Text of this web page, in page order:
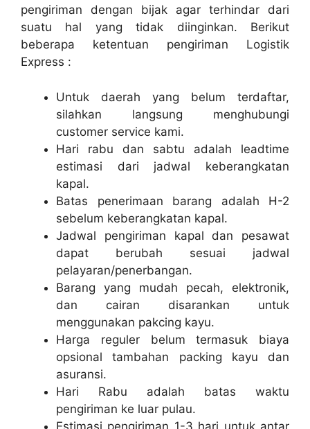
pengiriman dengan bijak agar terhindar dari
suatu hal yang tidak diinginkan. Berikut
beberapa ketentuan pengiriman Logistik
Express :
Untuk daerah yang belum terdaftar,
silahkan langsung menghubungi
customer service kami.
Hari rabu dan sabtu adalah leadtime
estimasi dari jadwal keberangkatan
kapal.
Batas penerimaan barang adalah H-2
sebelum keberangkatan kapal.
Jadwal pengiriman kapal dan pesawat
dapat berubah sesuai jadwal
pelayaran/penerbangan.
Barang yang mudah pecah, elektronik,
dan cairan disarankan untuk
menggunakan pakcing kayu.
Harga reguler belum termasuk biaya
opsional tambahan packing kayu dan
asuransi.
Hari Rabu adalah batas waktu
pengiriman ke luar pulau.
Estimasi pengiriman 1-3 hari untuk antar